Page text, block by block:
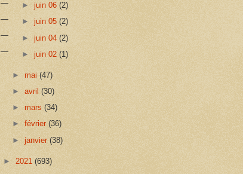
► juin 06 (2)
► juin 05 (2)
► juin 04 (2)
► juin 02 (1)
► mai(47)
►avril(30)
►mars(34)
►février(36)
►janvier(38)
► 2021 (693)